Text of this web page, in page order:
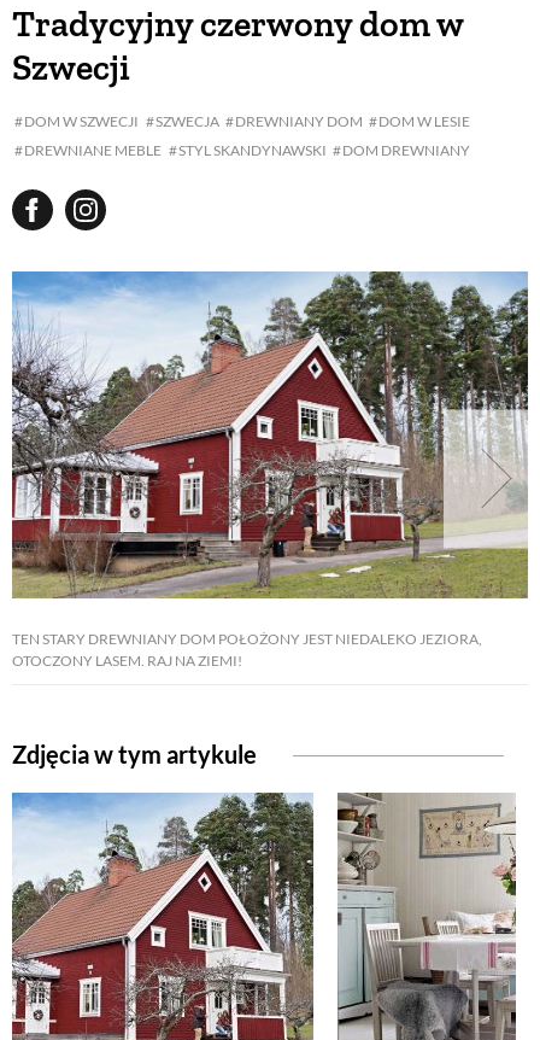
Tradycyjny czerwony dom w
Szwecji
DOM W SZWECJI SZWECJA DREWNIANY DOM
DOM W LESIE
DREWNIANE MEBLE
STYL SKANDYNAWSKI DOM DREWNIANY
TEN STARY DREWNIANY DOM POŁOŻONY JEST NIEDALEKO JEZIORA,
OTOCZONY LASEM. RAJ NA ZIEMI!
Zdjęcia w tym artykule